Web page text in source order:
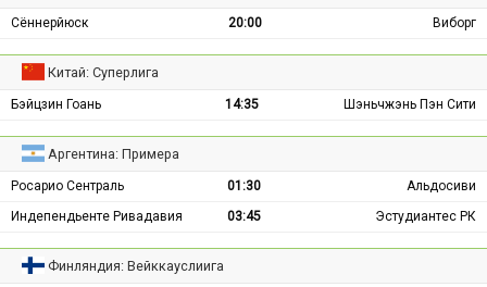
Сённерйюск 20:00 Виборг
Китай: Суперлига
Бэйцзин Гоань 14:35 Шэньчжэнь Пэн Сити
Аргентина: Примера
Росарио Сентраль 01:30
Альдосиви
Индепендьенте Ривадавия
03:45 Эстудиантес РК
Финляндия: Вейккауслиига